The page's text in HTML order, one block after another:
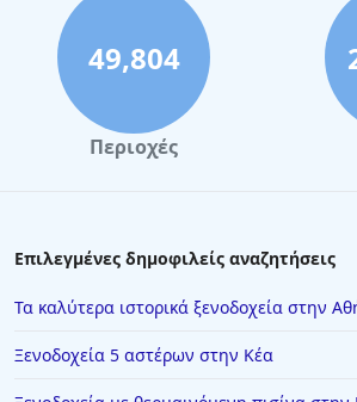
49,804
Περιοχές
Επιλεγμένες δημοφιλείς αναζητήσεις
Τα καλύτερα ιστορικά ξενοδοχεία στην
Ξενοδοχεία 5 αστέρων στην Κέα